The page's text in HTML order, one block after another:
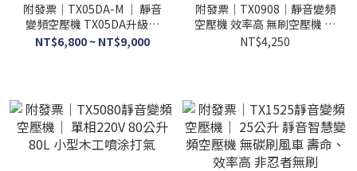
附發票｜TX05DA-M ｜ 靜音
變頻空壓機 TX05DA升級版
5公升 5L噴涂打氣泵 非忍者
NT$6,800 ~ NT$9,000
附發票｜TX0908｜靜音變頻
空壓機 效率高 無刷空壓機 非
忍者無刷
NT$4,250